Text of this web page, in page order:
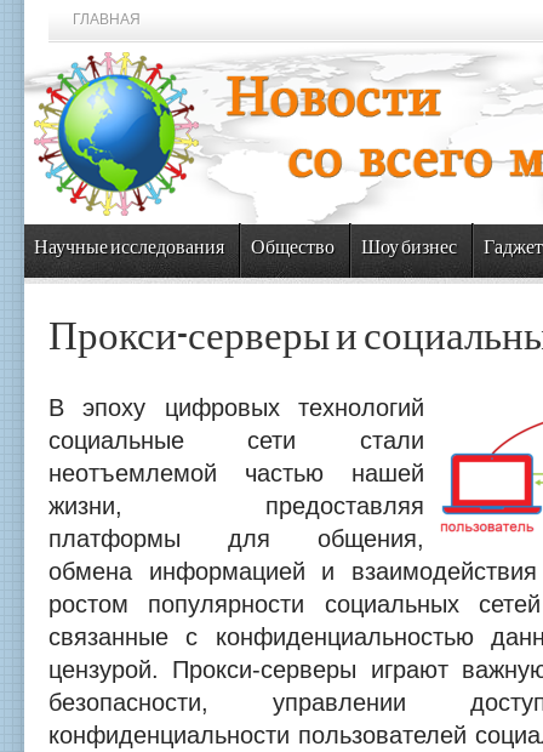
ГЛАВНАЯ
Научные исследования Общество Шоу бизнес
Прокси-серверы и
В эпоху цифровых технологий
социальные сети стали
неотъемлемой частью нашей
жизни, предоставляя
платформы для общения,
обмена информацией и
ростом популярности социальных
связанные с конфиденциальностью
цензурой. Прокси-серверы играют
безопасности, управлении
конфиденциальности пользователей